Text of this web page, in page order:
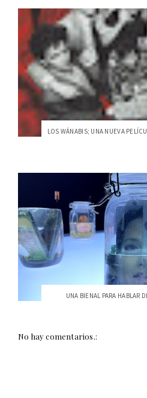
UNA BIENAL PARA HABLAR
No hay comentarios.: